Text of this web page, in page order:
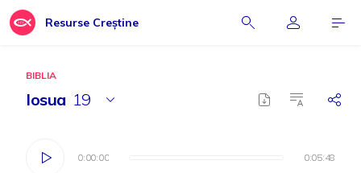
Resurse Creștine
BIBLIA
Iosua 19
0:00:00 0:05:48
0:00:00 0:05:48